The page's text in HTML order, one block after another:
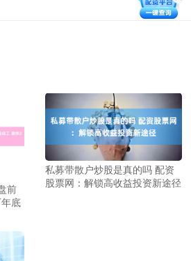
前
底
私募带散户炒股是真的吗 配资
股票网：解锁高收益投资新途径